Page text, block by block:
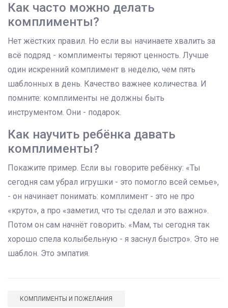
Как часто можно делать
комплименты?
Нет жёстких правил. Но если вы начинаете хвалить за
всё подряд - комплименты теряют ценность. Лучше
один искренний комплимент в неделю, чем пять
шаблонных в день. Качество важнее количества. И
помните: комплименты не должны быть
инструментом. Они - подарок.
Как научить ребёнка давать
комплименты?
Покажите пример. Если вы говорите ребёнку: «Ты
сегодня сам убрал игрушки - это помогло всей семье»,
- он начинает понимать: комплимент - это не про
«круто», а про «заметил, что ты сделал и это важно».
Потом он сам начнёт говорить: «Мам, ты сегодня так
хорошо спела колыбельную - я заснул быстро». Это не
шаблон. Это эмпатия.
КОМПЛИМЕНТЫ И ПОЖЕЛАНИЯ